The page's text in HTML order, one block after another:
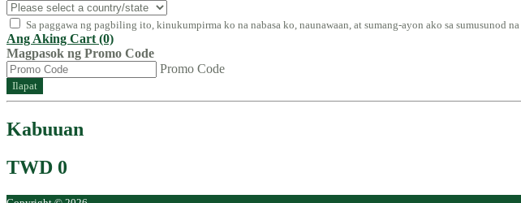
Sa paggawa ng pagbiling ito, kinukumpirma ko na nabasa ko, naunawaan, at sumang-ayon ako sa sumusunod na
Ang Aking Cart (0)
Magpasok ng Promo Code
Promo Code
Ilapat
Kabuuan
TWD 0